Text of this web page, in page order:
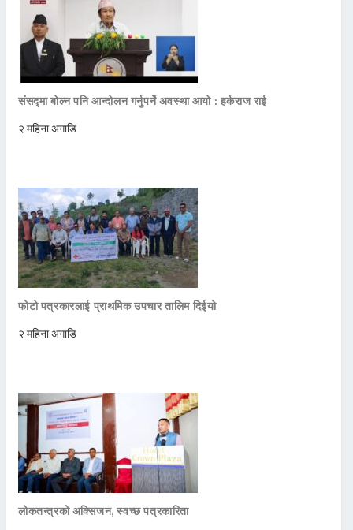
संसद्मा बोल्न पनि आन्दोलन गर्नुपर्ने अवस्था आयो : हर्कराज राई
२ महिना अगाडि
फोटो पत्रकारलाई प्राथमिक उपचार तालिम दिईयो
२ महिना अगाडि
लोकतन्त्रको अक्सिजन, स्वच्छ पत्रकारिता